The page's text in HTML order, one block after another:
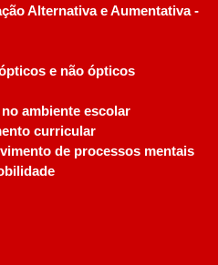
Alternativa e Aumentativa -
e não ópticos
ambiente escolar
curricular
de processos mentais